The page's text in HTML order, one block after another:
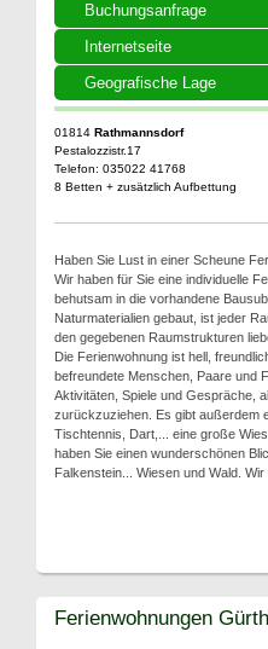
Buchungsanfrage
Internetseite
Geografische Lage
01814 Rathmannsdorf
Pestalozzistr.17
Telefon: 035022 41768
8 Betten + zusätzlich Aufbettung
Haben Sie Lust in einer Scheune
Wir haben für Sie eine individuelle
behutsam in die vorhandene
Naturmaterialien gebaut, ist jeder
den gegebenen Raumstrukturen
Die Ferienwohnung ist hell,
befreundete Menschen, Paare und
Aktivitäten, Spiele und Gespräche,
zurückzuziehen. Es gibt außerdem
Tischtennis, Dart,... eine große
haben Sie einen wunderschönen
Falkenstein... Wiesen und Wald.
Ferienwohnungen Gürth